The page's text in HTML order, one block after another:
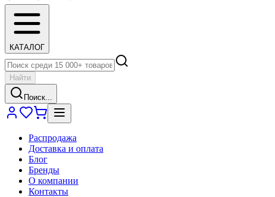
КАТАЛОГ
Найти
Поиск...
Распродажа
Доставка и оплата
Блог
Бренды
О компании
Контакты